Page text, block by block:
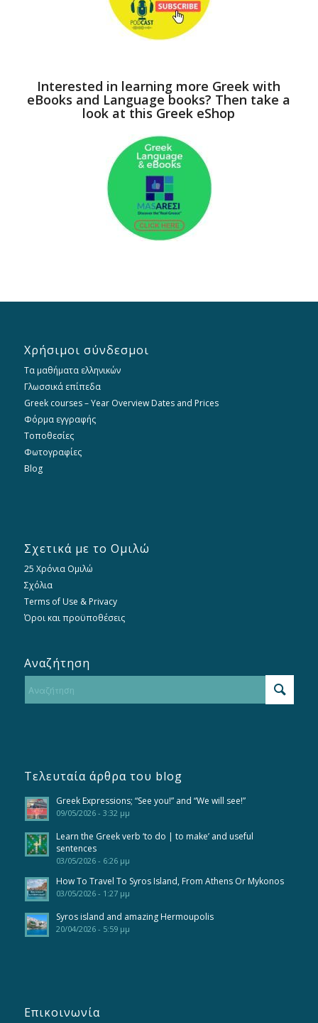
Interested in learning more Greek with
eBooks and Language books? Then take a
look at this Greek eShop
Χρήσιμοι σύνδεσμοι
Τα μαθήματα ελληνικών
Γλωσσικά επίπεδα
Greek courses – Year Overview Dates and Prices
Φόρμα εγγραφής
Τοποθεσίες
Φωτογραφίες
Blog
Σχετικά με το Ομιλώ
25 Χρόνια Ομιλώ
Σχόλια
Terms of Use & Privacy
Όροι και προϋποθέσεις
Αναζήτηση
Τελευταία άρθρα του blog
Greek Expressions; “See you!” and “We will see!”
09/05/2026 - 3:32 μμ
Learn the Greek verb ‘to do | to make’ and useful
sentences
03/05/2026 - 6:26 μμ
How To Travel To Syros Island, From Athens Or Mykonos
03/05/2026 - 1:27 μμ
Syros island and amazing Hermoupolis
20/04/2026 - 5:59 μμ
Επικοινωνία